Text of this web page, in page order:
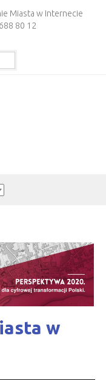
Miasta w Internecie
80 12
w